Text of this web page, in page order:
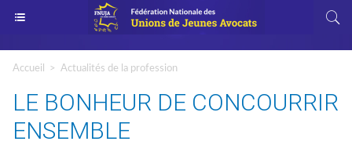
Accueil > Actualités de la profession
LE BONHEUR DE CONCOURRIR
ENSEMBLE